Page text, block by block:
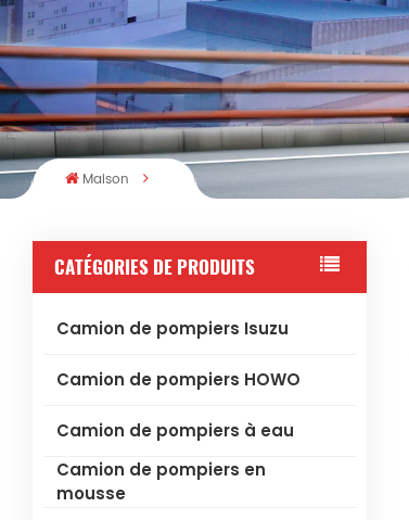
Maison
CATÉGORIES DE PRODUITS
Camion de pompiers Isuzu
Camion de pompiers HOWO
Camion de pompiers à eau
Camion de pompiers en
mousse